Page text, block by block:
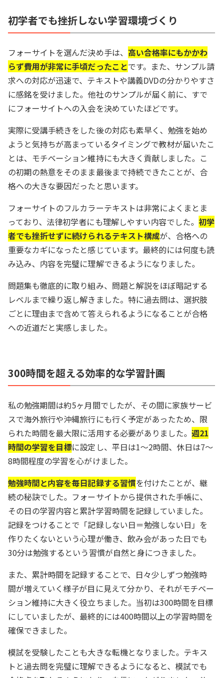
初学者でも挫折しない学習環境づくり
フォーサイトを選んだ決め手は、 高い合格率にもかかわ
らず費用が非常に手頃だったことです。また、サンプル請
求への対応が迅速で、テキストや講義DVDの分かりやすさ
に感銘を受けました。他社のサンプルが届く前に、すで
にフォーサイトへの入会を決めていたほどです。
実際に受講手続きをした後の対応も素早く、勉強を始め
ようと気持ちが高まっているタイミングで教材が届いたこ
とは、モチベーション維持にも大きく貢献しました。こ
の初期の熱意をそのまま最後まで持続できたことが、合
格への大きな要因だったと思います。
フォーサイトのフルカラーテキストは非常によくまとま
っており、法律初学者にも理解しやすい内容でした。初学
者でも挫折せずに続けられるテキスト構成が、合格への
重要なカギになったと感じています。最終的には何度も読
み込み、内容を完璧に理解できるようになりました。
問題集も徹底的に取り組み、問題と解説をほぼ暗記する
レベルまで繰り返し解きました。特に過去問は、選択肢
ごとに理由まで含めて答えられるようになることが合格
への近道だと実感しました。
300時間を超える効率的な学習計画
私の勉強期間は約5ヶ月間でしたが、その間に家族サービ
スで海外旅行や沖縄旅行にも行く予定があったため、限
られた時間を最大限に活用する必要がありました。週21
時間の学習を目標に設定し、平日は1〜2時間、休日は7〜
8時間程度の学習を心がけました。
勉強時間と内容を毎日記録する習慣を付けたことが、継
続の秘訣でした。フォーサイトから提供された手帳に、
その日の学習内容と累計学習時間を記録していました。
記録をつけることで「記録しない日＝勉強しない日」を
作りたくないという心理が働き、飲み会があった日でも
30分は勉強するという習慣が自然と身につきました。
また、累計時間を記録することで、日々少しずつ勉強時
間が増えていく様子が目に見えて分かり、それがモチベー
ション維持に大きく役立ちました。当初は300時間を目標
にしていましたが、最終的には400時間以上の学習時間を
確保できました。
模試を受験したことも大きな転機となりました。テキス
トと過去問を完璧に理解できるようになると、模試でも